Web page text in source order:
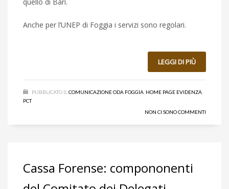
Anche per l’UNEP di Foggia i servizi sono regolari.
LEGGI DI PIÙ
PUBBLICATO IL COMUNICAZIONE ODA FOGGIA HOME PAGE EVIDENZA
PCT
NON CI SONO COMMENTI
Cassa Forense: compononenti